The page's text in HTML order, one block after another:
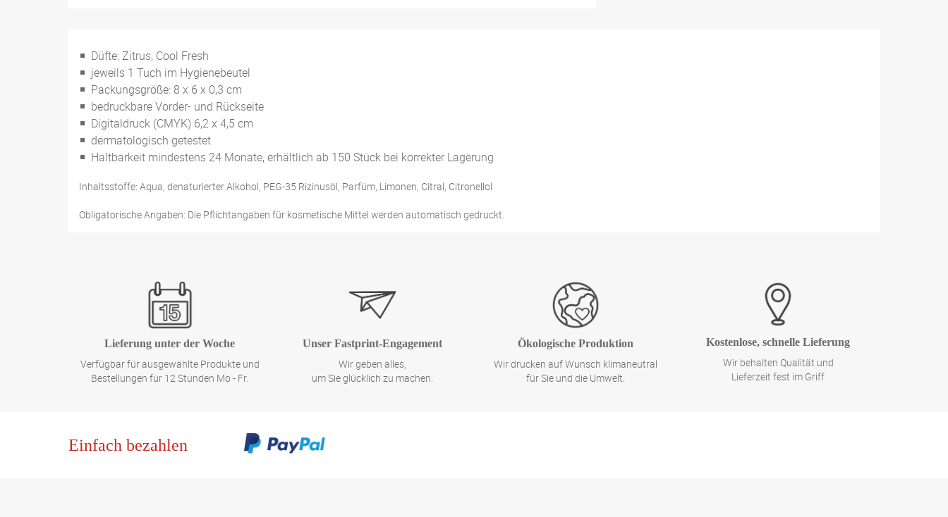
Düfte: Zitrus, Cool Fresh
jeweils 1 Tuch im Hygienebeutel
Packungsgröße: 8 x 6 x 0,3 cm
bedruckbare Vorder- und Rückseite
Digitaldruck (CMYK) 6,2 x 4,5 cm
dermatologisch getestet
Haltbarkeit mindestens 24 Monate, erhältlich ab 150 Stück bei korrekter Lagerung
Inhaltsstoffe: Aqua, denaturierter Alkohol, PEG-35 Rizinusöl, Parfüm, Limonen, Citral, Citronellol
Obligatorische Angaben: Die Pflichtangaben für kosmetische Mittel werden automatisch gedruckt.
Lieferung unter der Woche
Verfügbar für ausgewählte Produkte und
Bestellungen für 12 Stunden Mo - Fr.
Unser Fastprint-Engagement
Wir geben alles,
um Sie glücklich zu machen.
Ökologische Produktion
Wir drucken auf Wunsch klimaneutral
für Sie und die Umwelt.
Kostenlose, schnelle Lieferung
Wir behalten Qualität und
Lieferzeit fest im Griff
Einfach bezahlen